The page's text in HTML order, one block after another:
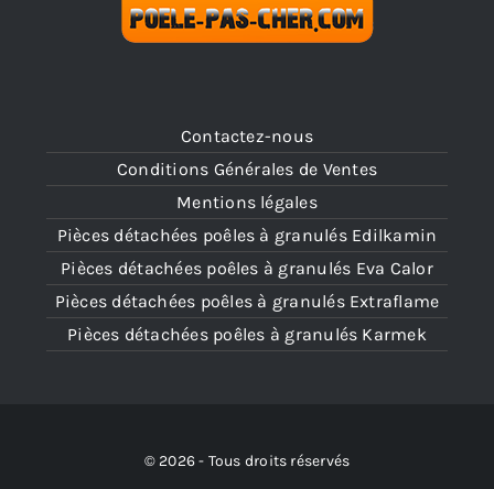
Contactez-nous
Conditions Générales de Ventes
Mentions légales
Pièces détachées poêles à granulés Edilkamin
Pièces détachées poêles à granulés Eva Calor
Pièces détachées poêles à granulés Extraflame
Pièces détachées poêles à granulés Karmek
© 2026 - Tous droits réservés